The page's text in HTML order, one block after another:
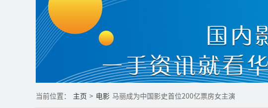
当前位置： 主页 > 电影 马丽成为中国影史首位200亿票房女主演